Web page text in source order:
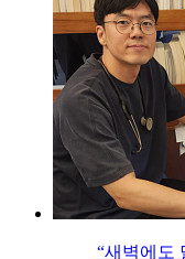
“새벽에도